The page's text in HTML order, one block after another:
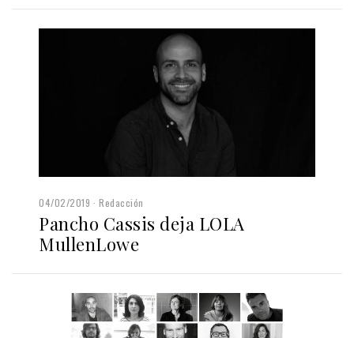
04/02/2019 Redacción
Pancho Cassis deja LOLA
MullenLowe